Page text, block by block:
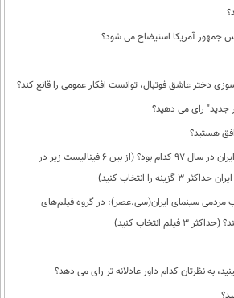
جمهور آمریکا استیضاح می شود؟
دختر عاشق فوتبال، توانست افکار عمومی را قانع کند؟
جدید" رای می دهید؟
بهترین فیلم "کمدی" سینمای ایران در سال 97 کدام بود؟ (از بین 6 فینالیست زیر در
را انتخاب کنید)
مردمی سینمای ایران(سی.عصر): در گروه فیلم‌های
انتخاب کنید)
به نظرتان کدام داور عادلانه تر رای می دهد؟